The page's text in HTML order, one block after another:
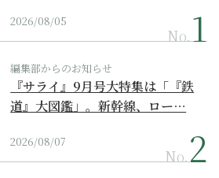
2026/08/05
No.
編集部からのお知らせ
『サライ』9月号大特集は「『鉄
道』大図鑑」。新幹線、ロー…
2026/08/07
No.